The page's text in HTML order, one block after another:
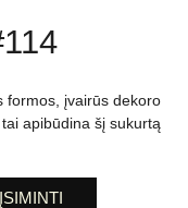
formos, įvairūs dekoro
apibūdina šį sukurtą
ĮSIMINTI